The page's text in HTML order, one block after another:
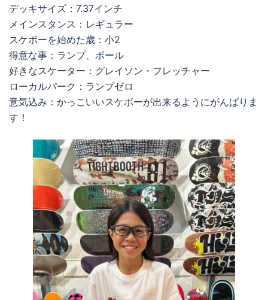
デッキサイズ：7.37インチ
メインスタンス：レギュラー
スケボーを始めた歳：小2
得意な事：ランプ、ボール
好きなスケーター：グレイソン・フレッチャー
ローカルパーク：ランプゼロ
意気込み：かっこいいスケボーが出来るようにがんばりま
す！